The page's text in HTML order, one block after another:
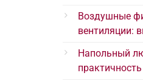
Воздушные
вентиляции:
Напольный
практичность